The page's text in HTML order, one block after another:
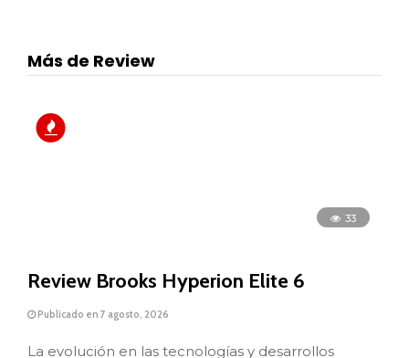
Más de Review
33
Review Brooks Hyperion Elite 6
Publicado en 7 agosto, 2026
La evolución en las tecnologías y desarrollos